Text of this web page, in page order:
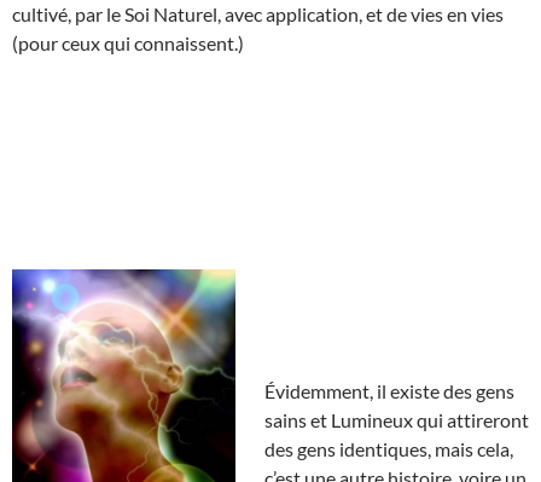
cultivé, par le Soi Naturel, avec application, et de vies en vies
(pour ceux qui connaissent.)
Évidemment, il existe des gens
sains et Lumineux qui attireront
des gens identiques, mais cela,
c’est une autre histoire, voire un